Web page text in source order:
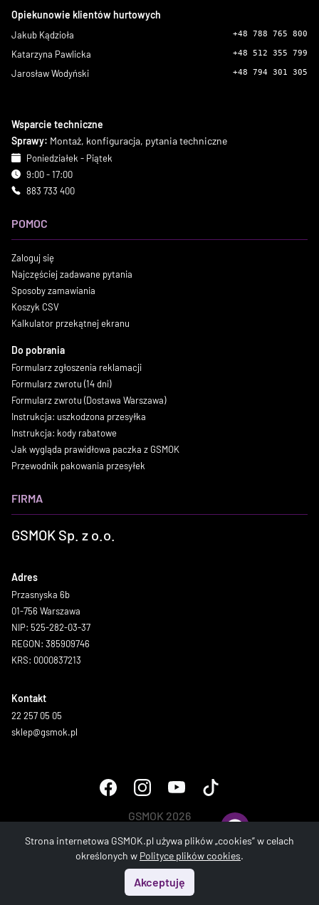
Szukaj
Opiekunowie klientów hurtowych
Jakub Kądzioła +48 788 765 800
Katarzyna Pawlicka +48 512 355 799
Jarosław Wodyński +48 794 301 305
Wsparcie techniczne
Sprawy: Montaż, konfiguracja, pytania techniczne
Poniedziałek - Piątek
9:00 - 17:00
883 733 400
POMOC
Zaloguj się
Najczęściej zadawane pytania
Sposoby zamawiania
Koszyk CSV
Kalkulator przekątnej ekranu
Do pobrania
Formularz zgłoszenia reklamacji
Formularz zwrotu (14 dni)
Formularz zwrotu (Dostawa Warszawa)
Instrukcja: uszkodzona przesyłka
Instrukcja: kody rabatowe
Jak wygląda prawidłowa paczka z GSMOK
Przewodnik pakowania przesyłek
FIRMA
GSMOK Sp. z o.o.
Adres
Przasnyska 6b
01-756 Warszawa
NIP: 525-282-03-37
REGON: 385909746
KRS: 0000837213
Kontakt
22 257 05 05
sklep@gsmok.pl
GSMOK 2026
Strona wygenerowana w 0.226 sek
Strona internetowa GSMOK.pl używa plików „cookies” w celach
określonych w Polityce plików cookies.
Akceptuję